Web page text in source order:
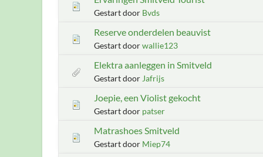
Gestart door Bvds
Reserve onderdelen beauvist
Gestart doorwallie123
Elektra aanleggen in Smitveld
Gestart door Jafrijs
Joepie, een Violist gekocht
Gestart door patser
Matrashoes Smitveld
Gestart door Miep74